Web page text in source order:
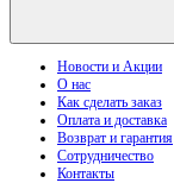
Новости и Акции
О нас
Как сделать заказ
Оплата и доставка
Возврат и гарантия
Сотрудничество
Контакты